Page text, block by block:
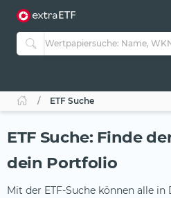
ETF-Guide 2.0
Guide Aktive ETFs
ETF-Sparpläne
ETF Suche
ETF Suche: Finde
dein Portfolio
Mit der ETF-Suche können alle